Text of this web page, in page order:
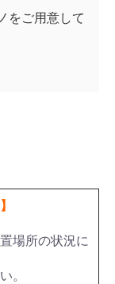
をご用意して
場所の状況に
。